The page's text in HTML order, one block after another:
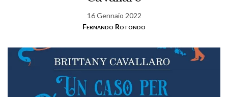
16 Gennaio 2022
Fernando Rotondo